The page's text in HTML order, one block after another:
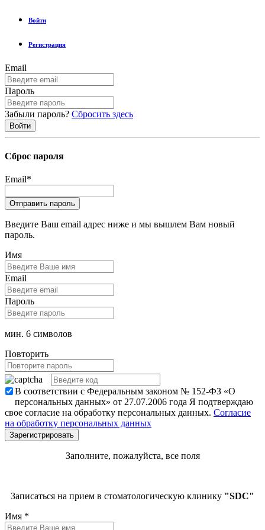
Войти
Регистрация
Email
Пароль
Забыли пароль? Сбросить здесь
Сброс пароля
Email*
Введите Ваш email адрес ниже и мы вышлем Вам новый
пароль.
Имя
Email
Пароль
мин. 6 символов
Повторить
В соответствии с Федеральным законом № 152-ФЗ «О
персональных данных» от 27.07.2006 года Я подтверждаю
свое согласие на обработку персональных данных. Согласие
на обработку персональных данных
Заполните, пожалуйста, все поля
Записаться на прием в стоматологическую клинику "SDC"
Имя *